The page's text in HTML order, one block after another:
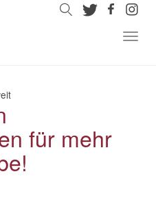
für mehr